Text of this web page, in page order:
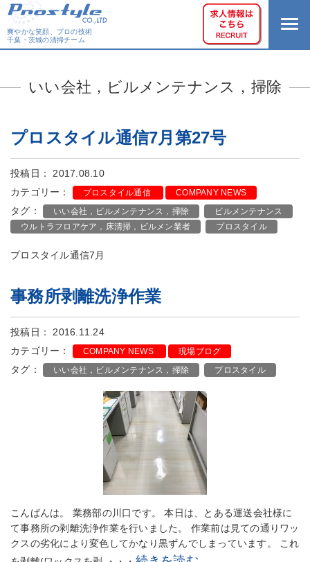
爽やかな笑顔、プロの技術
千葉・茨城の清掃チーム
いい会社，ビルメンテナンス，掃除
プロスタイル通信7月第27号
投稿日： 2017.08.10
カテゴリー：
プロスタイル通信 COMPANY NEWS
タグ： いい会社，ビルメンテナンス，掃除
ビルメンテナンス
ウルトラフロアケア，床清掃，ビルメン業者
プロスタイル
プロスタイル通信7月
事務所剥離洗浄作業
投稿日： 2016.11.24
カテゴリー：
COMPANY NEWS 現場ブログ
タグ： いい会社，ビルメンテナンス，掃除 プロスタイル
こんばんは。 業務部の川口です。 本日は、とある運送会社様に
て事務所の剥離洗浄作業を行いました。 作業前は見ての通りワッ
クスの劣化により変色してかなり黒ずんでしまっています。 これ